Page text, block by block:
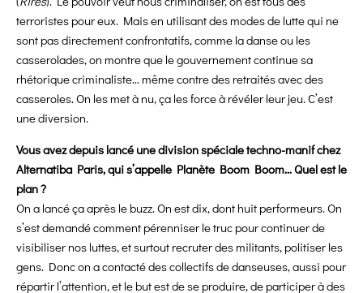
terroristes pour eux. Mais en utilisant des modes de lutte qui ne
sont pas directement confrontatifs, comme la danse ou les
casserolades, on montre que le gouvernement continue sa
rhétorique criminaliste… même contre des retraités avec des
casseroles. On les met à nu, ça les force à révéler leur jeu. C’est
une diversion.
Vous avez depuis lancé une division spéciale techno-manif chez
Alternatiba Paris, qui s’appelle Planète Boom Boom… Quel est le
plan ?
On a lancé ça après le buzz. On est dix, dont huit performeurs. On
s’est demandé comment pérenniser le truc pour continuer de
visibiliser nos luttes, et surtout recruter des militants, politiser les
gens. Donc on a contacté des collectifs de danseuses, aussi pour
répartir l’attention, et le but est de se produire, de participer à des